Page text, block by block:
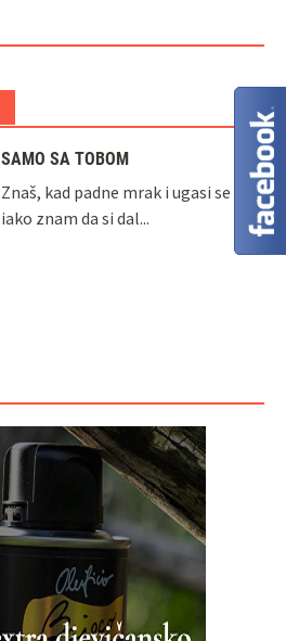
SAMO SA TOBOM
Znaš, kad padne mrak i ugasi se dan
iako znam da si dal...